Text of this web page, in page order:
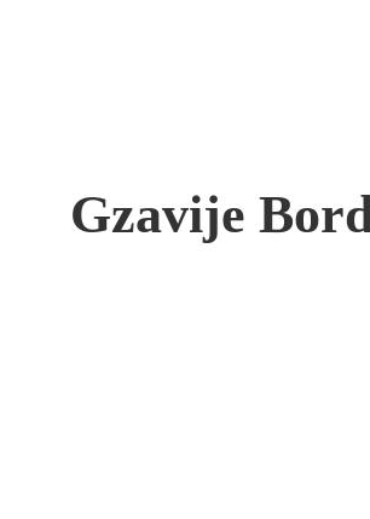
Gzavije